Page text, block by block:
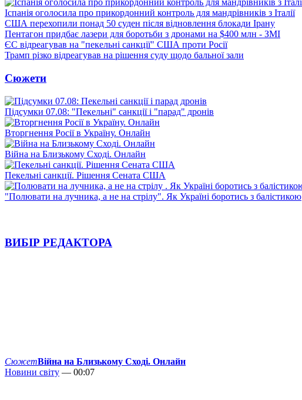
Іспанія оголосила про прикордонний контроль для мандрівників з Італії
США перехопили понад 50 суден після відновлення блокади Ірану
Пентагон придбає лазери для боротьби з дронами на $400 млн - ЗМІ
ЄС відреагував на "пекельні санкції" США проти Росії
Трамп різко відреагував на рішення суду щодо бальної зали
Сюжети
Підсумки 07.08: "Пекельні" санкції і "парад" дронів
Вторгнення Росії в Україну. Онлайн
Війна на Близькому Сході. Онлайн
Пекельні санкції. Рішення Сената США
"Полювати на лучника, а не на стрілу". Як Україні боротись з балістикою
ВИБІР РЕДАКТОРА
СюжетВійна на Близькому Сході. Онлайн
Новини світу — 00:07